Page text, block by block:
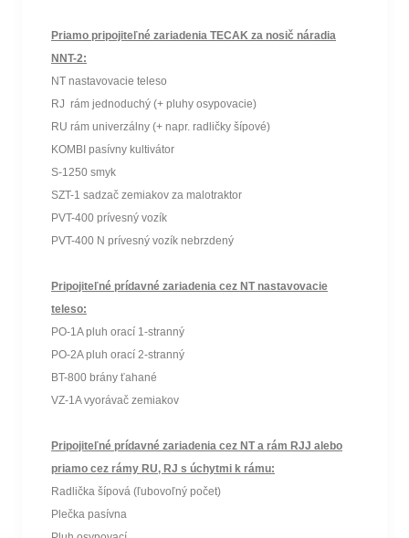
Priamo pripojiteľné zariadenia TECAK za nosič náradia
NNT-2:
NT nastavovacie teleso
RJ rám jednoduchý (+ pluhy osypovacie)
RU rám univerzálny (+ napr. radličky šípové)
KOMBI pasívny kultivátor
S-1250 smyk
SZT-1 sadzač zemiakov za malotraktor
PVT-400 prívesný vozík
PVT-400 N prívesný vozík nebrzdený
Pripojiteľné prídavné zariadenia cez NT nastavovacie
teleso:
PO-1A pluh orací 1-stranný
PO-2A pluh orací 2-stranný
BT-800 brány ťahané
VZ-1A vyorávač zemiakov
Pripojiteľné prídavné zariadenia cez NT a rám RJJ alebo
priamo cez rámy RU, RJ s úchytmi k rámu:
Radlička šípová (ľubovoľný počet)
Plečka pasívna